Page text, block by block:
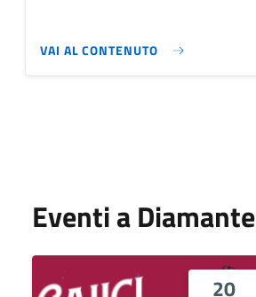
VAI AL CONTENUTO
Eventi a Diamante
20